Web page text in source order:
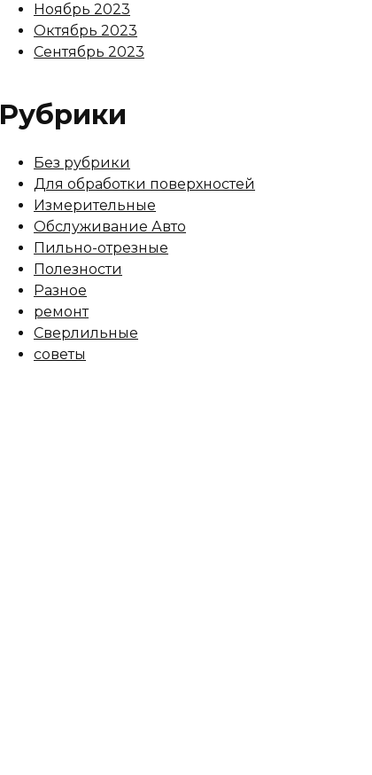
Ноябрь 2023
Октябрь 2023
Сентябрь 2023
Рубрики
Без рубрики
Для обработки поверхностей
Измерительные
Обслуживание Авто
Пильно-отрезные
Полезности
Разное
ремонт
Сверлильные
советы